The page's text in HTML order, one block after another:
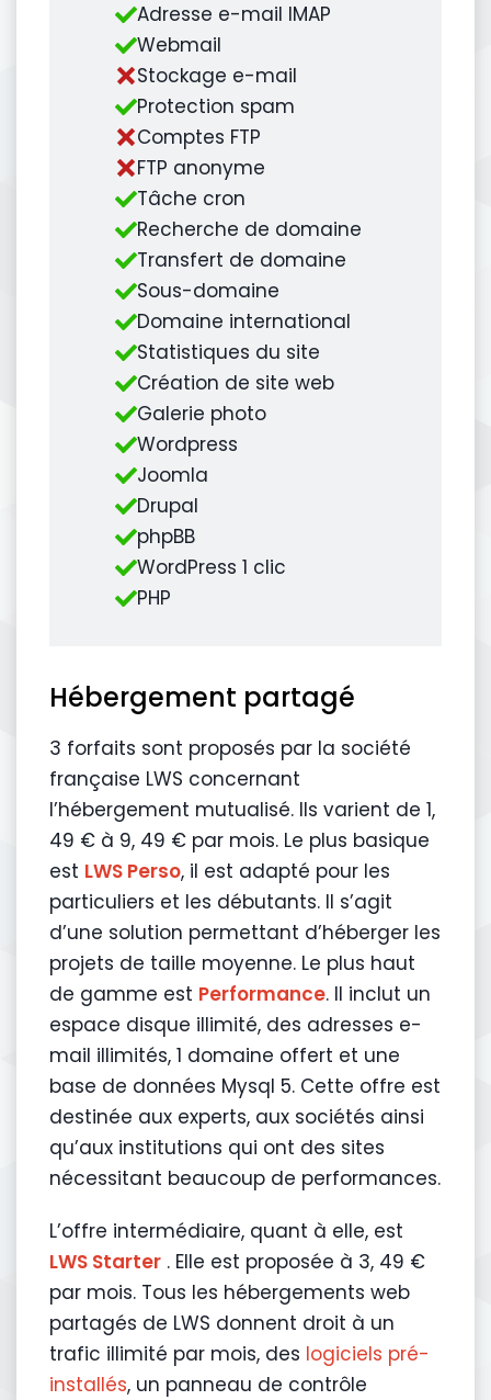
Adresse e-mail IMAP
Webmail
Stockage e-mail
Protection spam
Comptes FTP
FTP anonyme
Tâche cron
Recherche de domaine
Transfert de domaine
Sous-domaine
Domaine international
Statistiques du site
Création de site web
Galerie photo
Wordpress
Joomla
Drupal
phpBB
WordPress 1 clic
PHP
Hébergement partagé
3 forfaits sont proposés par la société
française LWS concernant
l’hébergement mutualisé. Ils varient de 1,
49 € à 9, 49 € par mois. Le plus basique
est LWS Perso, il est adapté pour les
particuliers et les débutants. Il s’agit
d’une solution permettant d’héberger les
projets de taille moyenne. Le plus haut
de gamme est Performance. Il inclut un
espace disque illimité, des adresses e-
mail illimités, 1 domaine offert et une
base de données Mysql 5. Cette offre est
destinée aux experts, aux sociétés ainsi
qu’aux institutions qui ont des sites
nécessitant beaucoup de performances.
L’offre intermédiaire, quant à elle, est
LWS Starter . Elle est proposée à 3, 49 €
par mois. Tous les hébergements web
partagés de LWS donnent droit à un
trafic illimité par mois, des logiciels pré-
installés, un panneau de contrôle